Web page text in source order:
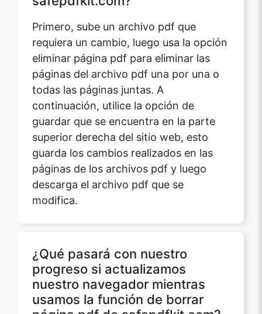
requiera un cambio, luego usa la opción
eliminar página pdf para eliminar las
páginas del archivo pdf una por una o
todas las páginas juntas. A
continuación, utilice la opción de
guardar que se encuentra en la parte
superior derecha del sitio web, esto
guarda los cambios realizados en las
páginas de los archivos pdf y luego
descarga el archivo pdf que se
modifica.
¿Qué pasará con nuestro
progreso si actualizamos
nuestro navegador mientras
usamos la función de borrar
página pdf de safepdfkit.com?